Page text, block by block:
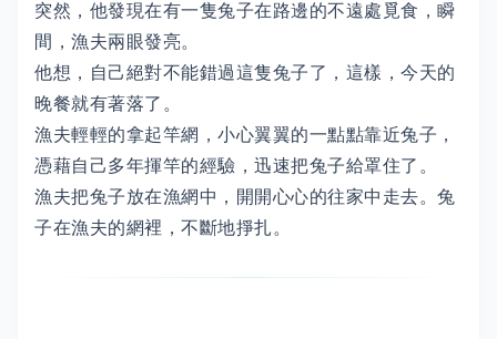
突然，他發現在有一隻兔子在路邊的不遠處覓食，瞬
間，漁夫兩眼發亮。
他想，自己絕對不能錯過這隻兔子了，這樣，今天的
晚餐就有著落了。
漁夫輕輕的拿起竿網，小心翼翼的一點點靠近兔子，
憑藉自己多年揮竿的經驗，迅速把兔子給罩住了。
漁夫把兔子放在漁網中，開開心心的往家中走去。兔
子在漁夫的網裡，不斷地掙扎。